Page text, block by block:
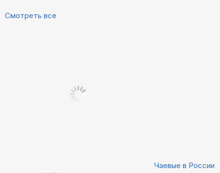
Смотреть все
Чаевые в России